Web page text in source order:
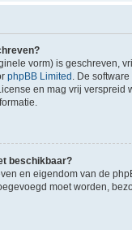
vorm) is geschreven,
phpBB Limited . De
en mag vrij verspreid
beschikbaar?
en eigendom van de
moet worden,